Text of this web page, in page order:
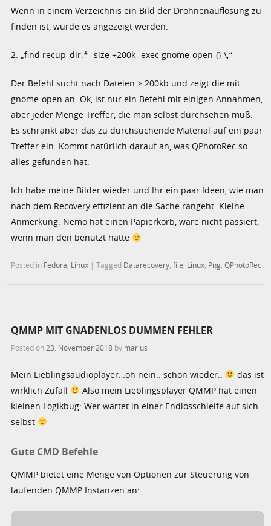
Wenn in einem Verzeichnis ein Bild der Drohnenauflösung zu
finden ist, würde es angezeigt werden.
2. „find recup_dir.* -size +200k -exec gnome-open {} \;“
Der Befehl sucht nach Dateien > 200kb und zeigt die mit
gnome-open an. Ok, ist nur ein Befehl mit einigen Annahmen,
aber jeder Menge Treffer, die man selbst durchsehen muß.
Es schränkt aber das zu durchsuchende Material auf ein paar
Treffer ein. Kommt natürlich darauf an, was QPhotoRec so
alles gefunden hat.
Ich habe meine Bilder wieder und Ihr ein paar Ideen, wie man
nach dem Recovery effizient an die Sache rangeht. Kleine
Anmerkung: Nemo hat einen Papierkorb, wäre nicht passiert,
wenn man den benutzt hätte
Posted in Fedora, Linux |Tagged Datarecovery,file, Linux, Png,QPhotoRec
QMMP MIT GNADENLOS DUMMEN FEHLER
Posted on 23. November 2018 by marius
Mein Lieblingsaudioplayer…oh nein.. schon wieder..
das ist
wirklich Zufall
Also mein Lieblingsplayer QMMP hat einen
kleinen Logikbug: Wer wartet in einer Endlosschleife auf sich
selbst
Gute CMD Befehle
QMMP bietet eine Menge von Optionen zur Steuerung von
laufenden QMMP Instanzen an: